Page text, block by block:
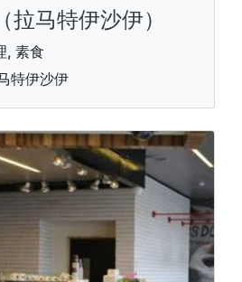
拉马特伊沙伊）
, 素食
特伊沙伊